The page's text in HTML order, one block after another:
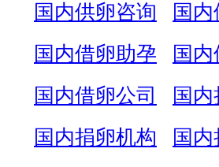
国内供卵咨询
国
国内借卵助孕
国
国内借卵公司
国
国内捐卵机构
国内